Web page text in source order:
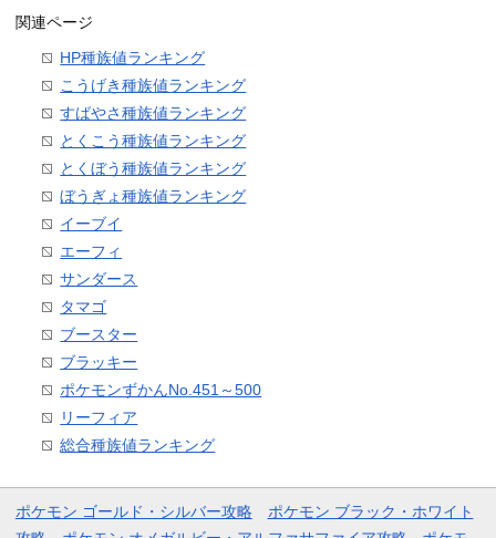
関連ページ
HP種族値ランキング
こうげき種族値ランキング
すばやさ種族値ランキング
とくこう種族値ランキング
とくぼう種族値ランキング
ぼうぎょ種族値ランキング
イーブイ
エーフィ
サンダース
タマゴ
ブースター
ブラッキー
ポケモンずかんNo.451～500
リーフィア
総合種族値ランキング
ポケモン ゴールド・シルバー攻略
ポケモン ブラック・ホワイト